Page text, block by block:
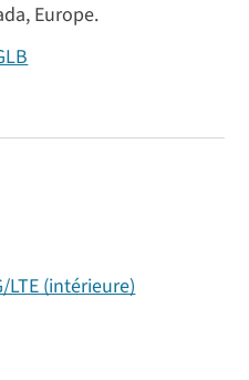
Europe.
LTE (intérieure)